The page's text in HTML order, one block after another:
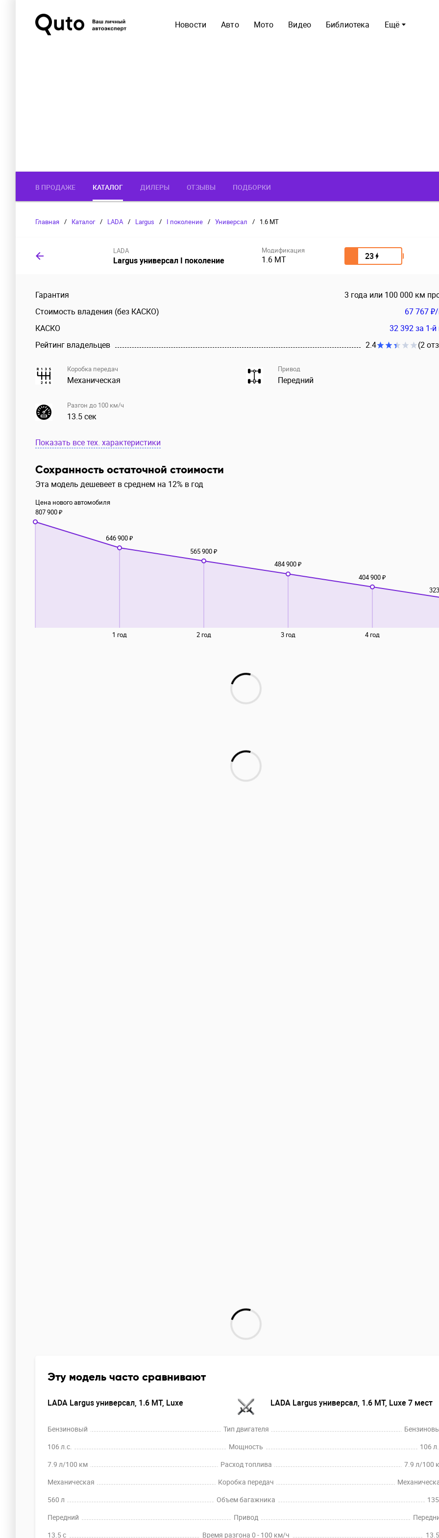
Ещё
Новости Авто Мото Видео Библиотека
В ПРОДАЖЕ КАТАЛОГ ДИЛЕРЫ ОТЗЫВЫ ПОДБОРКИ
Главная / Каталог / LADA / Largus / I поколение / Универсал / 1.6 MT
LADA
Largus универсал I поколение
Модификация
1.6 MT 23
Гарантия
3 года или 100 000 км
Стоимость владения (без КАСКО)
67 767
КАСКО
32 392за 1-й
Рейтинг владельцев
2.4 (2
Коробка передач
Механическая
Привод
Передний
Разгон до 100 км/ч
13.5 сек
Показать все тех. характеристики
Сохранность остаточной стоимости
Эта модель дешевеет в среднем на 12% в год
1 год 2 год 3 год 4 год
Цена нового автомобиля
807 900 ₽
646 900 ₽
565 900 ₽
484 900 ₽
404 900 ₽
Эту модель часто сравнивают
LADA Largus универсал, 1.6 MT, Luxe LADA Largus универсал, 1.6 MT, Luxe 7 мест
Бензиновый Тип двигателя
106 л.с.
Мощность
106
7.9 л/100 км
Расход топлива
7.9 л/100
Механическая
Коробка передач
560 л
Объем багажника
Передний
Привод
13.5 c
Время разгона 0 - 100 км/ч